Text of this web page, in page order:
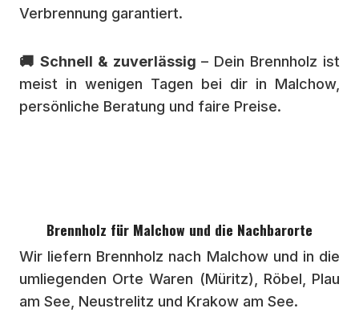
Verbrennung garantiert.
🚚 Schnell & zuverlässig – Dein Brennholz ist
meist in wenigen Tagen bei dir in Malchow,
persönliche Beratung und faire Preise.
Brennholz für Malchow und die Nachbarorte
Wir liefern Brennholz nach Malchow und in die
umliegenden Orte Waren (Müritz), Röbel, Plau
am See, Neustrelitz und Krakow am See.